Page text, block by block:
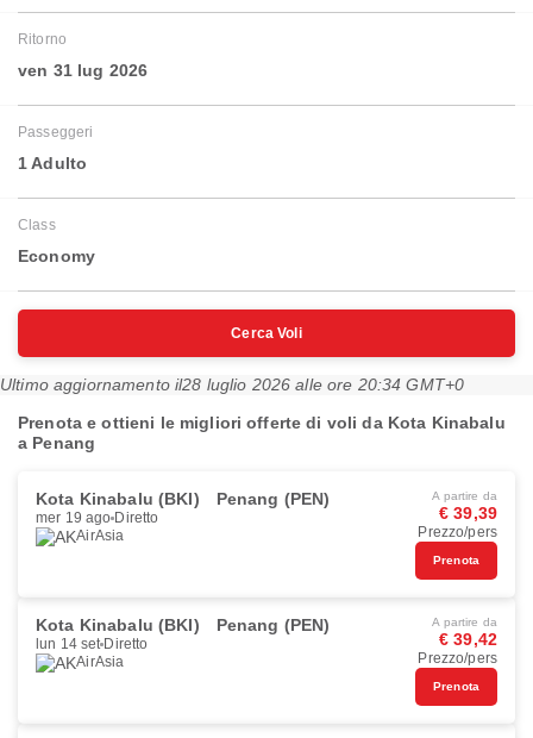
Ritorno
ven 31 lug 2026
Passeggeri
1 Adulto
Class
Economy
Cerca Voli
Ultimo aggiornamento il28 luglio 2026 alle ore 20:34 GMT+0
Prenota e ottieni le migliori offerte di voli da Kota Kinabalu
a Penang
Kota Kinabalu (BKI) Penang (PEN)
mer 19 ago Diretto
AirAsia
A partire da
€ 39,39
Prezzo/pers
Prenota
Kota Kinabalu (BKI) Penang (PEN)
lun 14 set Diretto
AirAsia
A partire da
€ 39,42
Prezzo/pers
Prenota